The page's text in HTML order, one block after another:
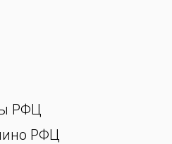
РФЦ
РФЦ